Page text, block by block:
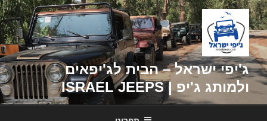
דילוג
לתוכן
ג'יפי ישראל – הבית לג'יפאים
ולמותג ג'יפ | ISRAEL JEEPS